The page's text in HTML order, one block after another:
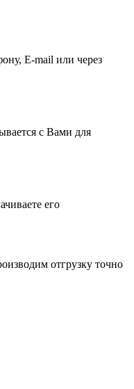
E-mail или через
с Вами для
его
отгрузку точно